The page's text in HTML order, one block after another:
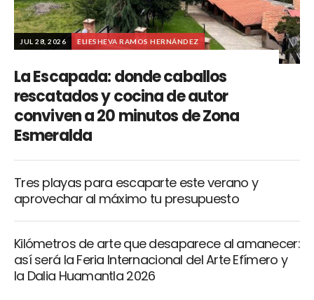
JUL 28, 2026 ELIESHEVA RAMOS HERNÁNDEZ
La Escapada: donde caballos
rescatados y cocina de autor
conviven a 20 minutos de Zona
Esmeralda
Tres playas para escaparte este verano y
aprovechar al máximo tu presupuesto
Kilómetros de arte que desaparece al amanecer:
así será la Feria Internacional del Arte Efímero y
la Dalia Huamantla 2026